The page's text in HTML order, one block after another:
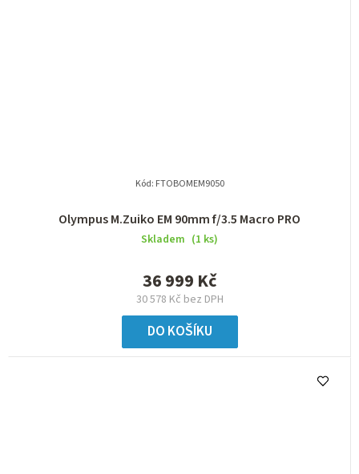
Olympus M.Zuiko EM 90mm f/3.5 Macro PRO
Skladem (1 ks)
30 578 Kč bez DPH
36 999 Kč
DO KOŠÍKU
Kód: FTOBOMEM9050